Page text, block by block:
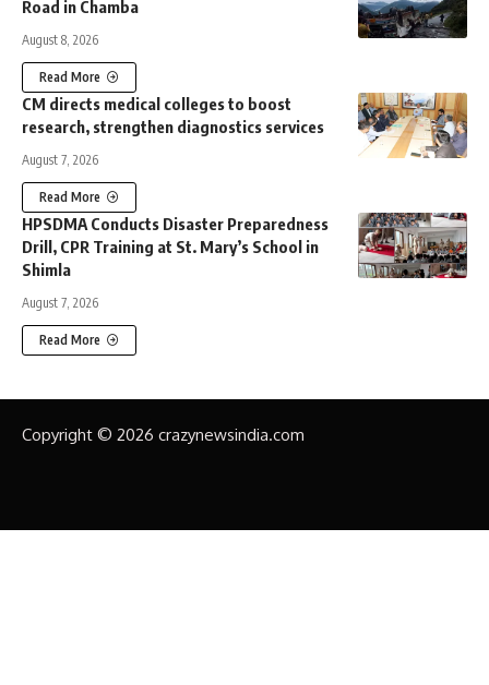
Road in Chamba
August 8, 2026
Read More
CM directs medical colleges to boost
research, strengthen diagnostics services
August 7, 2026
Read More
HPSDMA Conducts Disaster Preparedness
Drill, CPR Training at St. Mary’s School in
Shimla
August 7, 2026
Read More
Copyright © 2026 crazynewsindia.com